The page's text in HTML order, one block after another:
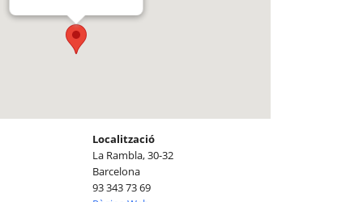
Localització
La Rambla, 30-32
Barcelona
93 343 73 69